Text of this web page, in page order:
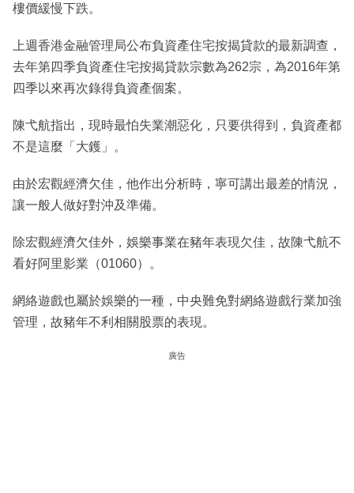
樓價緩慢下跌。
上週香港金融管理局公布負資產住宅按揭貸款的最新調查，
去年第四季負資產住宅按揭貸款宗數為262宗，為2016年第
四季以來再次錄得負資產個案。
陳弋航指出，現時最怕失業潮惡化，只要供得到，負資產都
不是這麼「大鑊」。
由於宏觀經濟欠佳，他作出分析時，寧可講出最差的情況，
讓一般人做好對沖及準備。
除宏觀經濟欠佳外，娛樂事業在豬年表現欠佳，故陳弋航不
看好阿里影業（01060）。
網絡遊戲也屬於娛樂的一種，中央難免對網絡遊戲行業加強
管理，故豬年不利相關股票的表現。
廣告